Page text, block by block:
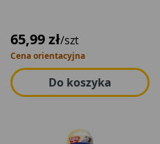
65,99 zł/szt
Cena orientacyjna
Do koszyka